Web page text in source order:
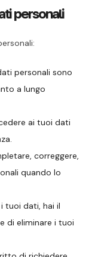
personali
personali sono
a lungo
ai tuoi dati
correggere,
quando lo
tuoi dati, hai il
di eliminare i tuoi